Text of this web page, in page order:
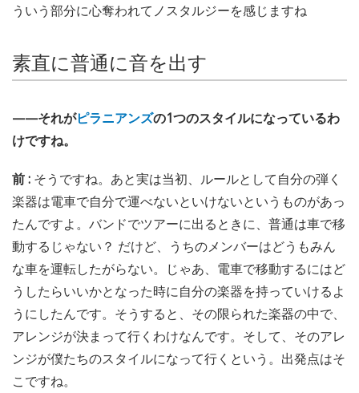
ういう部分に心奪われてノスタルジーを感じますね
素直に普通に音を出す
——それがピラニアンズの1つのスタイルになっているわ
けですね。
前 : そうですね。あと実は当初、ルールとして自分の弾く
楽器は電車で自分で運べないといけないというものがあっ
たんですよ。バンドでツアーに出るときに、普通は車で移
動するじゃない？ だけど、うちのメンバーはどうもみん
な車を運転したがらない。じゃあ、電車で移動するにはど
うしたらいいかとなった時に自分の楽器を持っていけるよ
うにしたんです。そうすると、その限られた楽器の中で、
アレンジが決まって行くわけなんです。そして、そのアレ
ンジが僕たちのスタイルになって行くという。出発点はそ
こですね。